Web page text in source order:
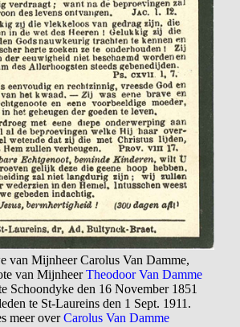
van Mijnheer Carolus Van Damme,
van MijnheerTheodoor Van Damme
Schoondyke den 16 November 1851
te St-Laureins den 1 Sept. 1911.
meer overCarolus Van Damme